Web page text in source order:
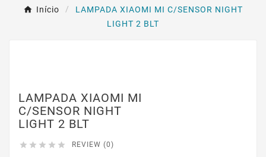
Início
LAMPADA XIAOMI MI C/SENSOR NIGHT
LIGHT 2 BLT
LAMPADA XIAOMI MI
C/SENSOR NIGHT
LIGHT 2 BLT
     REVIEW (0)